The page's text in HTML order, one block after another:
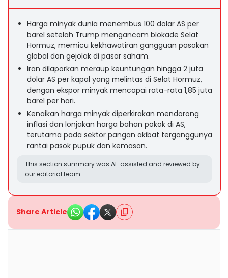
Harga minyak dunia menembus 100 dolar AS per
barel setelah Trump mengancam blokade Selat
Hormuz, memicu kekhawatiran gangguan pasokan
global dan gejolak di pasar saham.
Iran dilaporkan meraup keuntungan hingga 2 juta
dolar AS per kapal yang melintas di Selat Hormuz,
dengan ekspor minyak mencapai rata-rata 1,85 juta
barel per hari.
Kenaikan harga minyak diperkirakan mendorong
inflasi dan lonjakan harga bahan pokok di AS,
terutama pada sektor pangan akibat terganggunya
rantai pasok pupuk dan kemasan.
This section summary was AI-assisted and reviewed by
our editorial team.
Share Article